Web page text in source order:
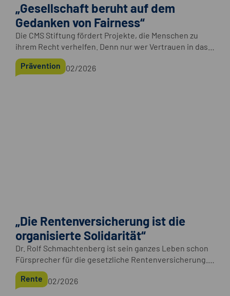
„Gesellschaft beruht auf dem
Gedanken von Fairness“
Die CMS Stiftung fördert Projekte, die Menschen zu
ihrem Recht verhelfen. Denn nur wer Vertrauen in das
Rechtssystem hat, vertraut auch der Gemeinschaft.
Prävention 02/2026
„Die Rentenversicherung ist die
organisierte Solidarität“
Dr. Rolf Schmachtenberg ist sein ganzes Leben schon
Fürsprecher für die gesetzliche Rentenversicherung.
Im Interview erklärt der ehemalige Staatssekretär,
warum er auch im Ruhestand nicht davon ablassen will.
Rente 02/2026